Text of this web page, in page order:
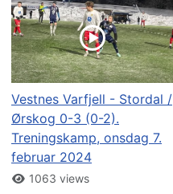
Vestnes Varfjell - Stordal /
Ørskog 0-3 (0-2).
Treningskamp, onsdag 7.
februar 2024
1063 views